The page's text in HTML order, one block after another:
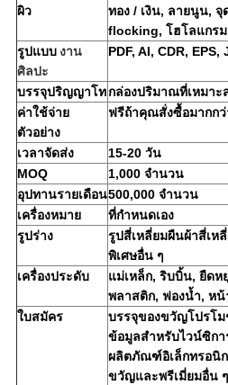
ผิว
ทอง / เงิน, ลายนูน,
flocking, โฮโลแกร
รูปแบบ งาน
ศิลปะ
PDF, AI, CDR, EPS,
บรรจุปริญญาโทกล่องปริมาณที่เหมาะ
ค่าใช้จ่าย
ตัวอย่าง
ฟรีถ้าคุณสั่งซื้อมากก
เวลาจัดส่ง
15-20 วัน
MOQ
1,000 จำนวน
อุปทานรายเดือน500,000 จำนวน
เครื่องหมาย
ที่กำหนดเอง
รูปร่าง
รูปสี่เหลี่ยมผืนผ้าสี่เห
พิเศษอื่น ๆ
เครื่องประดับ
แม่เหล็ก, ริบบิ้น, ยืดห
พลาสติก, ฟองน้ำ, หน้
ใบสมัคร
บรรจุของขวัญโปรโม
ข้อมูลสำหรับไวน์ซิกา
ผลิตภัณฑ์อิเล็กทรอนิ
ขวัญและพรีเมี่ยมอื่น ๆ